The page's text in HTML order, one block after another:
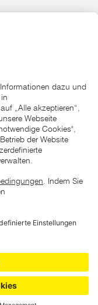
in den letzten 30
verlangte Preis
Website sind die
zu verstehen
vorbehalten.